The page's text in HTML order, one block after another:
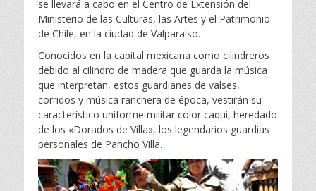
se llevará a cabo en el Centro de Extensión del
Ministerio de las Culturas, las Artes y el Patrimonio
de Chile, en la ciudad de Valparaíso.
Conocidos en la capital mexicana como cilindreros
debido al cilindro de madera que guarda la música
que interpretan, estos guardianes de valses,
corridos y música ranchera de época, vestirán su
característico uniforme militar color caqui, heredado
de los «Dorados de Villa», los legendarios guardias
personales de Pancho Villa.